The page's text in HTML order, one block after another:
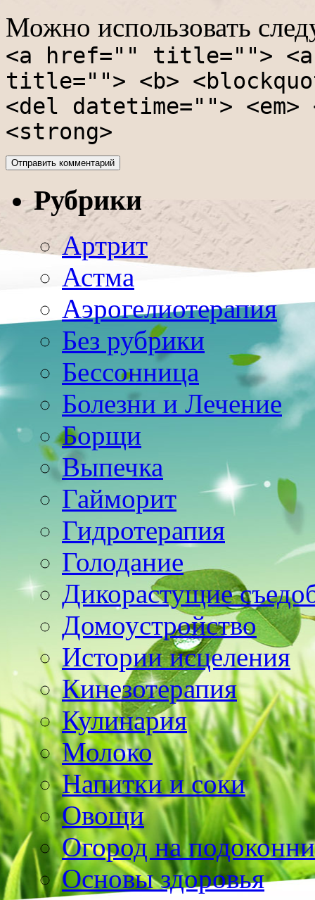
Можно использовать
<a href="" title="">
title=""> <b>
<del datetime="">
<strong>
Рубрики
Артрит
Астма
Аэрогелиотерапия
Без рубрики
Бессонница
Болезни и Лечение
Борщи
Выпечка
Гайморит
Гидротерапия
Голодание
Дикорастущие
Домоустройство
Истории исцеления
Кинезотерапия
Кулинария
Молоко
Напитки и соки
Овощи
Огород на
Основы здоровья